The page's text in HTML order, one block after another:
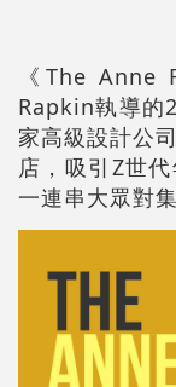
《The
Rapkin執導的
家高級設計公
店，吸引Z世
一連串大眾對